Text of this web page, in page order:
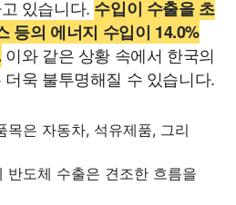
있습니다. 수입이 수출을 초
등의 에너지 수입이 14.0%
이와 같은 상황 속에서 한국의
욱 불투명해질 수 있습니다.
목은 자동차, 석유제품, 그리
반도체 수출은 견조한 흐름을